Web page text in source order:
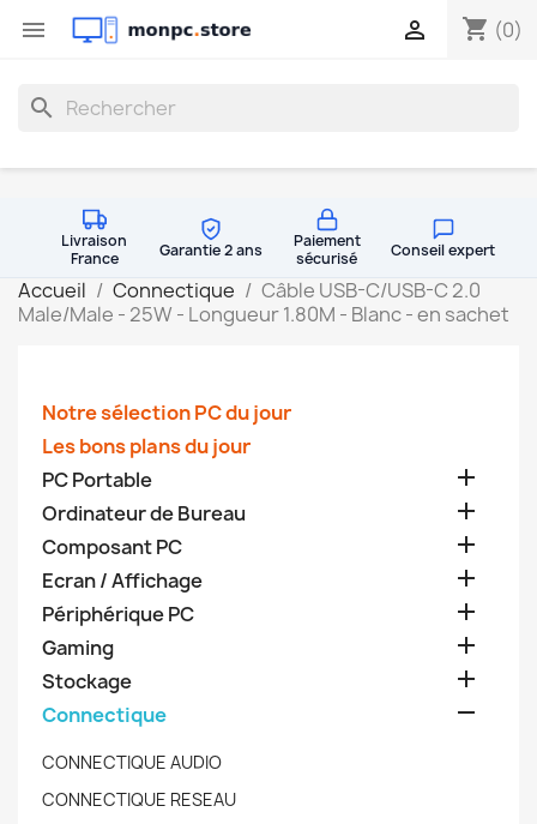
 shopping_cart (0)

search
Livraison
France
Garantie 2 ans
Paiement
sécurisé
Conseil expert
Accueil Connectique
Câble USB-C/USB-C 2.0
Male/Male - 25W - Longueur 1.80M - Blanc - en sachet
Notre sélection PC du jour
Les bons plans du jour
PC Portable

Ordinateur de Bureau 
Composant PC 
Ecran / Affichage 
Périphérique PC 
Gaming 
Stockage 
Connectique 
CONNECTIQUE AUDIO
CONNECTIQUE RESEAU